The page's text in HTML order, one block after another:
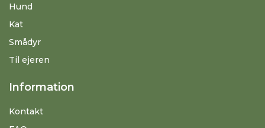
Hund
Kat
Smådyr
Til ejeren
Information
Kontakt